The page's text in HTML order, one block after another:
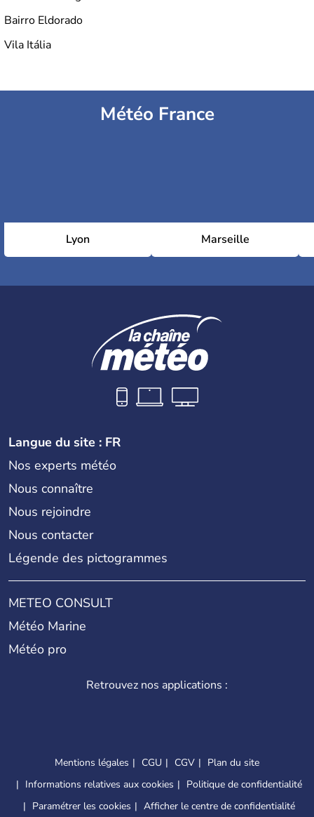
Bairro Eldorado
Vila Itália
Météo France
Lyon Marseille
Langue du site : FR
Nos experts météo
Nous connaître
Nous rejoindre
Nous contacter
Légende des pictogrammes
METEO CONSULT
Météo Marine
Météo pro
Retrouvez nos applications :
Mentions légales CGU CGV
Plan du site
Informations relatives aux cookies
Politique de confidentialité
Paramétrer les cookies
Afficher le centre de confidentialité